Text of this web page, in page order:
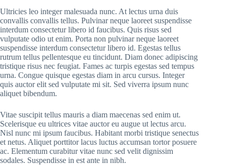
Ultricies leo integer malesuada nunc. At lectus urna duis
convallis convallis tellus. Pulvinar neque laoreet suspendisse
interdum consectetur libero id faucibus. Quis risus sed
vulputate odio ut enim. Porta non pulvinar neque laoreet
suspendisse interdum consectetur libero id. Egestas tellus
rutrum tellus pellentesque eu tincidunt. Diam donec adipiscing
tristique risus nec feugiat. Fames ac turpis egestas sed tempus
urna. Congue quisque egestas diam in arcu cursus. Integer
quis auctor elit sed vulputate mi sit. Sed viverra ipsum nunc
aliquet bibendum.
Vitae suscipit tellus mauris a diam maecenas sed enim ut.
Scelerisque eu ultrices vitae auctor eu augue ut lectus arcu.
Nisl nunc mi ipsum faucibus. Habitant morbi tristique senectus
et netus. Aliquet porttitor lacus luctus accumsan tortor posuere
ac. Elementum curabitur vitae nunc sed velit dignissim
sodales. Suspendisse in est ante in nibh.